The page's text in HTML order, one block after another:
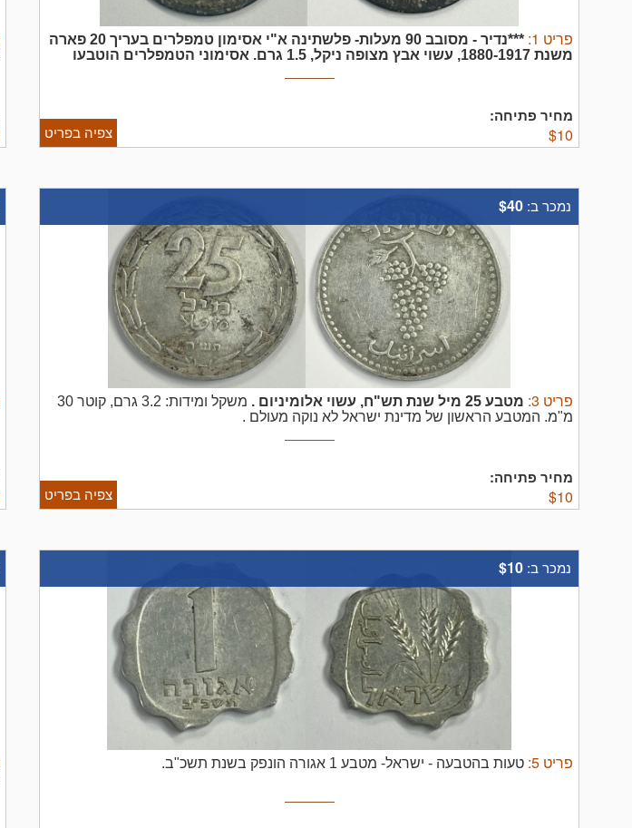
פריט 1
:
***נדיר - מסובב 90 מעלות- פלשתינה א"י אסימון טמפלרים בעריך 20 פארה
משנת 1880-1917, עשוי אבץ מצופה ניקל, 1.5 גרם.
אסימוני הטמפלרים הוטבעו
מחיר פתיחה:
$10 צפיה בפריט
נמכר ב: $40
פריט 3
: מטבע 25 מיל שנת תש"ח, עשוי אלומיניום .
משקל ומידות: 3.2 גרם, קוטר 30
מ"מ. המטבע הראשון של מדינת ישראל לא נוקה מעולם .
מחיר פתיחה:
$10 צפיה בפריט
נמכר ב: $10
פריט 5
: טעות בהטבעה - ישראל- מטבע 1 אגורה הונפק בשנת תשכ"ב.